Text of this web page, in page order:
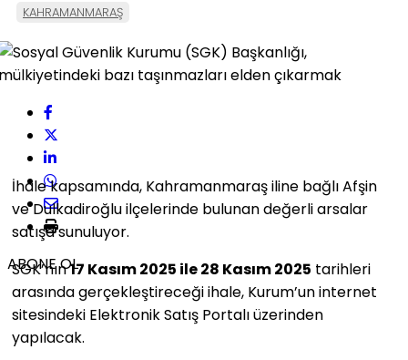
KAHRAMANMARAŞ
ABONE OL
İhale kapsamında, Kahramanmaraş iline bağlı Afşin
ve Dulkadiroğlu ilçelerinde bulunan değerli arsalar
satışa sunuluyor.
SGK’nın17 Kasım 2025 ile 28 Kasım 2025 tarihleri
arasında gerçekleştireceği ihale, Kurum’un internet
sitesindeki Elektronik Satış Portalı üzerinden
yapılacak.